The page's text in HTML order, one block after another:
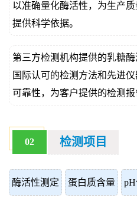
以准确量化酶活性，为生产
提供科学依据。
第三方检测机构提供的乳糖
国际认可的检测方法和先进
可靠性，为客户提供的检测报
02 检测项目
酶活性测定 蛋白质含量 pH